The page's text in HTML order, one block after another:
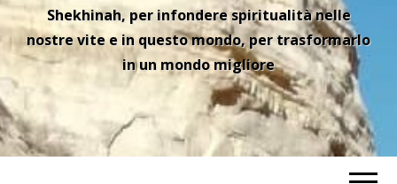
Shekhinah, per infondere spiritualità nelle
nostre vite e in questo mondo, per trasformarlo
in un mondo migliore